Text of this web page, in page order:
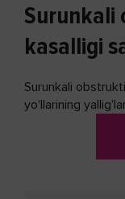
Surunkali
kasalligi
Surunkali
yo'llarining